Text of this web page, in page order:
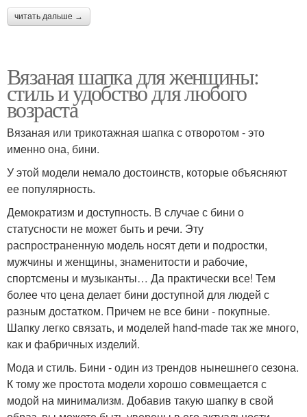
читать дальше →
Вязаная шапка для женщины:
стиль и удобство для любого
возраста
Вязаная или трикотажная шапка с отворотом - это
именно она, бини.
У этой модели немало достоинств, которые объясняют
ее популярность.
Демократизм и доступность. В случае с бини о
статусности не может быть и речи. Эту
распространенную модель носят дети и подростки,
мужчины и женщины, знаменитости и рабочие,
спортсмены и музыканты… Да практически все! Тем
более что цена делает бини доступной для людей с
разным достатком. Причем не все бини - покупные.
Шапку легко связать, и моделей hand-made так же много,
как и фабричных изделий.
Мода и стиль. Бини - один из трендов нынешнего сезона.
К тому же простота модели хорошо совмещается с
модой на минимализм. Добавив такую шапку в свой